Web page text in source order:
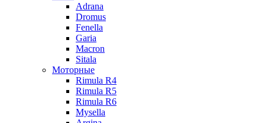
Adrana
Dromus
Fenella
Garia
Macron
Sitala
Моторные
Rimula R4
Rimula R5
Rimula R6
Mysella